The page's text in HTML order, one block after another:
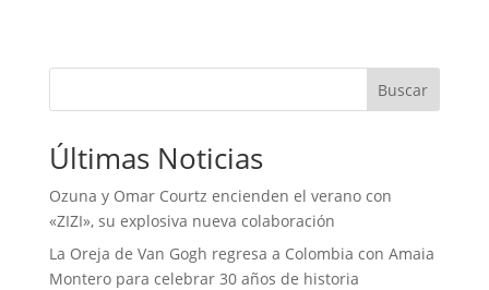
Buscar
Últimas Noticias
Ozuna y Omar Courtz encienden el verano con
«ZIZI», su explosiva nueva colaboración
La Oreja de Van Gogh regresa a Colombia con Amaia
Montero para celebrar 30 años de historia